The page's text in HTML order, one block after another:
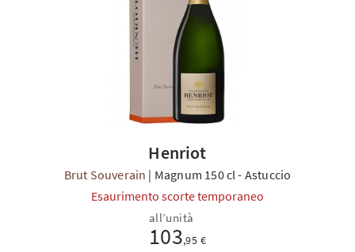
Henriot
Brut Souverain | Magnum 150 cl- Astuccio
Esaurimento scorte temporaneo
all’unità
103,95 €